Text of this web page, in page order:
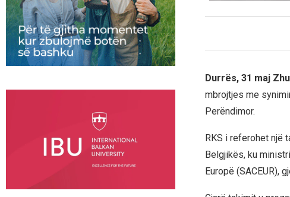
Durrës, 31 maj
mbrojtjes me
Perëndimor.
RKS i referohet një
Belgjikës, ku
Europë (SACEUR),